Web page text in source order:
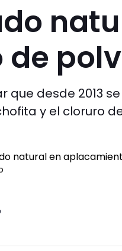
que desde 2013
y el cloruro